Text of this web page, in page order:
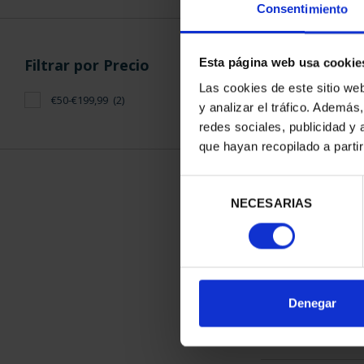
Consentimiento
Esta página web usa
Las cookies de este sitio
y analizar el tráfico.
redes sociales, publicidad y
que hayan recopilado a
consentimiento
NECESARIAS
Denegar
Filtrar por Precio
€50-€199,99 (2)
CAPITALES
ORDENAR POR: